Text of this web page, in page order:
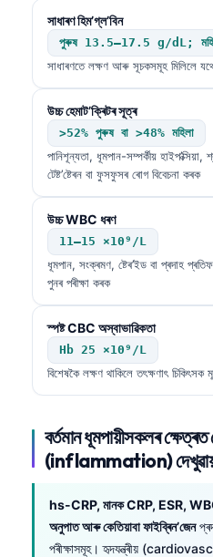
সাধাৰণ হিম’গ্ল’বিন
পুৰুষ 13.5–17.5 g/dL;
সাধাৰণতে লক্ষণ আৰু সূচকসমূহ মিলিলে
উচ্চ হেমাট’ক্ৰিটৰ সূত্ৰ
>52% পুৰুষ বা >48% মহিলা
পানিশূন্যতা, ধূমপান-সম্পৰ্কীয়
টেষ্ট’ষ্টেৰন বা ফুসফুসৰ ৰোগ বিবেচনা কৰক
উচ্চ WBC ধৰণ
11–15 ×10⁹/L
ধূমপান, সংক্ৰমণ, ষ্টেৰ’ইড বা প্ৰদাহ
পুনৰ পৰীক্ষা কৰক
স্পষ্ট CBC অস্বাভাৱিকতা
Hb 25 ×10⁹/L
বিশেষকৈ লক্ষণ থাকিলে তৎক্ষণাৎ
বৰ্তমান ধূমপায়ীসকলৰ
(inflammation)
hs-CRP, মানক CRP, ESR, WBC
অনুপাত আৰু কেতিয়াবা ফাইব্ৰিন’জেন
পৰীক্ষাসমূহ। হৃদযন্ত্ৰীয়